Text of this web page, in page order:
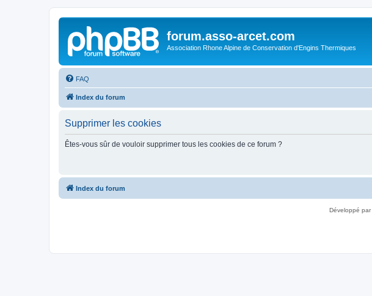
forum.asso-arcet.com
Association Rhone Alpine de Conservation d'Engins Thermiques
FAQ
Index du forum
Supprimer les cookies
Êtes-vous sûr de vouloir supprimer tous les cookies de ce forum ?
Index du forum
Développé par